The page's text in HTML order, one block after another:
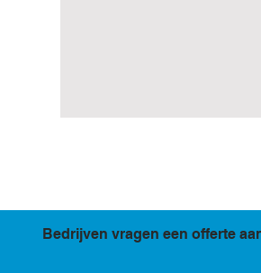
Bedrijven vragen een offerte